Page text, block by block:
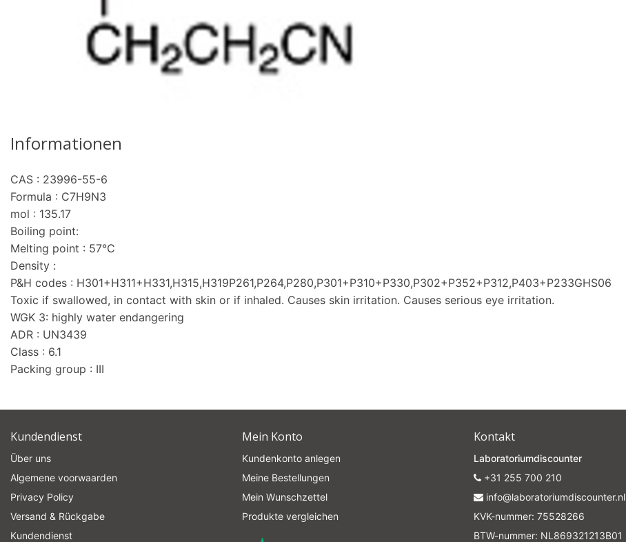
Informationen
CAS : 23996-55-6
Formula : C7H9N3
mol : 135.17
Boiling point:
Melting point : 57°C
Density :
P&H codes : H301+H311+H331,H315,H319P261,P264,P280,P301+P310+P330,P302+P352+P312,P403+P233GHS06
Toxic if swallowed, in contact with skin or if inhaled. Causes skin irritation. Causes serious eye irritation.
WGK 3: highly water endangering
ADR : UN3439
Class : 6.1
Packing group : III
Kundendienst
Über uns
Algemene voorwaarden
Privacy Policy
Versand & Rückgabe
Kundendienst
Mein Konto
Kundenkonto anlegen
Meine Bestellungen
Mein Wunschzettel
Produkte vergleichen
Kontakt
Laboratoriumdiscounter
+31 255 700 210
info@laboratoriumdiscounter.nl
KVK-nummer: 75528266
BTW-nummer: NL869321213B01
Your discount applies to orders above €50,00